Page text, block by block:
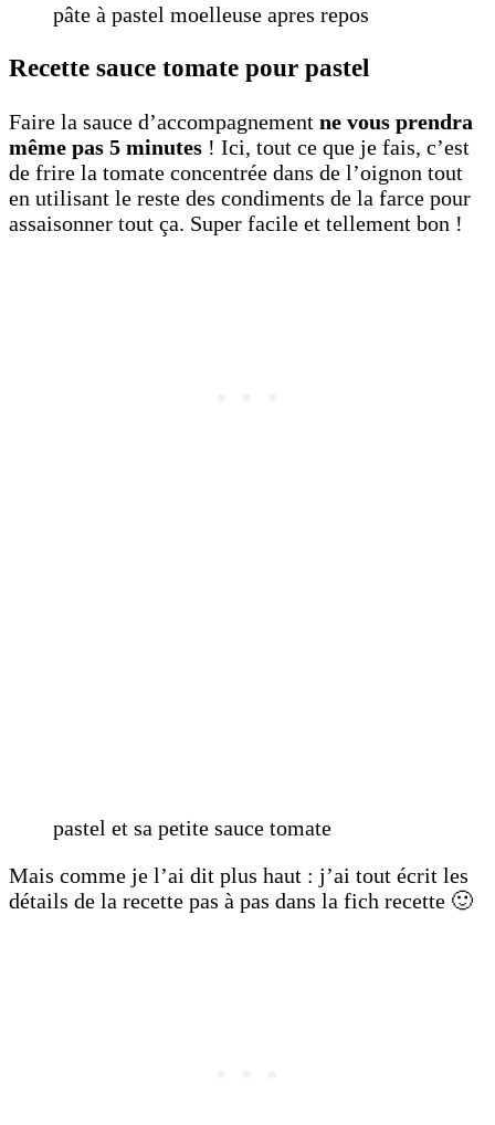
pâte à pastel moelleuse apres repos
Recette sauce tomate pour pastel
Faire la sauce d’accompagnement ne vous prendra
même pas 5 minutes ! Ici, tout ce que je fais, c’est
de frire la tomate concentrée dans de l’oignon tout
en utilisant le reste des condiments de la farce pour
assaisonner tout ça. Super facile et tellement bon !
pastel et sa petite sauce tomate
Mais comme je l’ai dit plus haut : j’ai tout écrit les
détails de la recette pas à pas dans la fich recette 🙂